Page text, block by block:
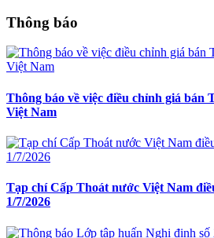
Thông báo
Thông báo về việc điều chỉnh giá bán
Việt Nam
Tạp chí Cấp Thoát nước Việt Nam
1/7/2026